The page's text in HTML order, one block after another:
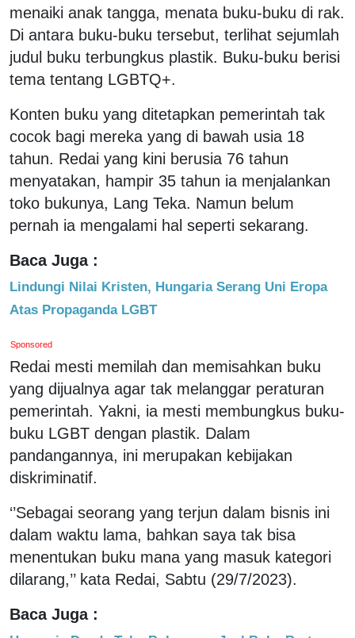
menaiki anak tangga, menata buku-buku di rak.
Di antara buku-buku tersebut, terlihat sejumlah
judul buku terbungkus plastik. Buku-buku berisi
tema tentang LGBTQ+.
Konten buku yang ditetapkan pemerintah tak
cocok bagi mereka yang di bawah usia 18
tahun. Redai yang kini berusia 76 tahun
menyatakan, hampir 35 tahun ia menjalankan
toko bukunya, Lang Teka. Namun belum
pernah ia mengalami hal seperti sekarang.
Baca Juga :
Lindungi Nilai Kristen, Hungaria Serang Uni Eropa
Atas Propaganda LGBT
Sponsored
Redai mesti memilah dan memisahkan buku
yang dijualnya agar tak melanggar peraturan
pemerintah. Yakni, ia mesti membungkus buku-
buku LGBT dengan plastik. Dalam
pandangannya, ini merupakan kebijakan
diskriminatif.
‘’Sebagai seorang yang terjun dalam bisnis ini
dalam waktu lama, bahkan saya tak bisa
menentukan buku mana yang masuk kategori
dilarang,’’ kata Redai, Sabtu (29/7/2023).
Baca Juga :